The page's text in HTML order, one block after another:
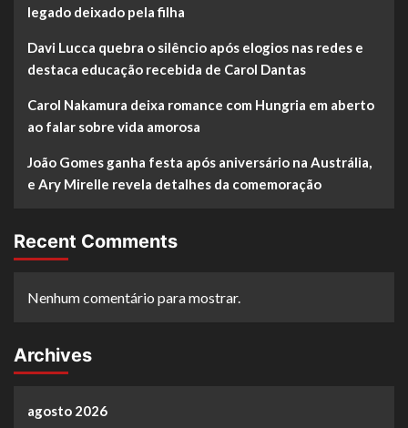
legado deixado pela filha
Davi Lucca quebra o silêncio após elogios nas redes e
destaca educação recebida de Carol Dantas
Carol Nakamura deixa romance com Hungria em aberto
ao falar sobre vida amorosa
João Gomes ganha festa após aniversário na Austrália,
e Ary Mirelle revela detalhes da comemoração
Recent Comments
Nenhum comentário para mostrar.
Archives
agosto 2026